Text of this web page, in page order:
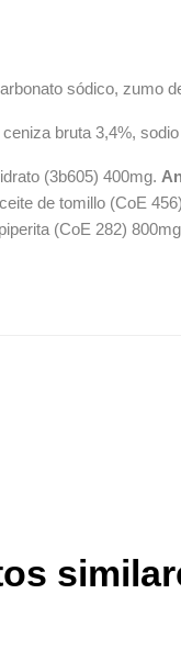
sódico, zumo
bruta 3,4%,
(3b605) 400mg.
de tomillo (CoE
(CoE 282)